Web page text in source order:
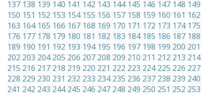
137 138 139 140 141 142 143 144 145 146 147 148 149
150 151 152 153 154 155 156 157 158 159 160 161 162
163 164 165 166 167 168 169 170 171 172 173 174 175
176 177 178 179 180 181 182 183 184 185 186 187 188
189 190 191 192 193 194 195 196 197 198 199 200 201
202 203 204 205 206 207 208 209 210 211 212 213 214
215 216 217 218 219 220 221 222 223 224 225 226 227
228 229 230 231 232 233 234 235 236 237 238 239 240
241 242 243 244 245 246 247 248 249 250 251 252 253